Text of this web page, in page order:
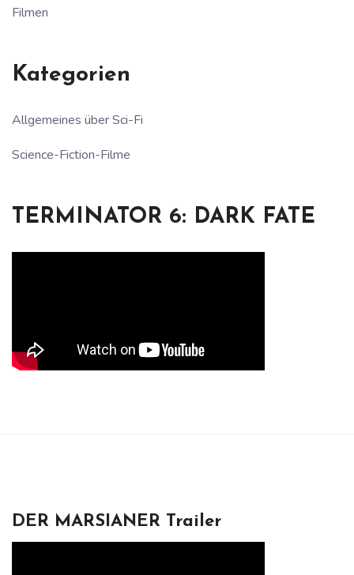
Filmen
Kategorien
Allgemeines über Sci-Fi
Science-Fiction-Filme
TERMINATOR 6: DARK FATE
DER MARSIANER Trailer